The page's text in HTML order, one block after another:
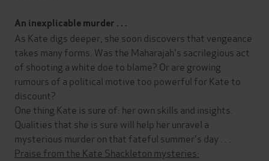
An inexplicable murder . . .
As Kate digs deeper, she soon discovers that vengeance
takes many forms. Was the Maharajah's sacrilegious act
of shooting a white doe to blame? Or are growing
rumours of a political motive too powerful for Kate to
discount?
One thing Kate is sure of: her own skills and insights.
Qualities that she is sure will help her unravel a
mysterious murder on that fateful summer's day . . .
Praise from the Kate Shackleton mysteries: